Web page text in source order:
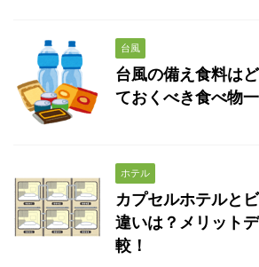
台風
台風の備え食料は
ておくべき食べ物一
ホテル
カプセルホテルと
違いは？メリット
較！